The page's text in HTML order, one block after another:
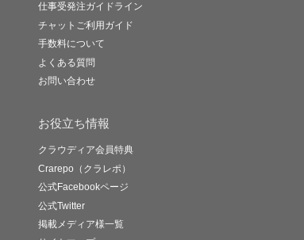
仕事受発注ガイドライン
チャットご利用ガイド
手数料について
よくある質問
お問い合わせ
お役立ち情報
クラウディア会員特典
Crarepo（クラレポ）
公式Facebookページ
公式Twitter
掲載メディア様一覧